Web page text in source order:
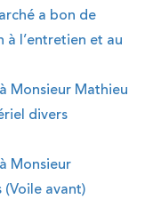
a bon de
l’entretien et au
Monsieur Mathieu
divers
Monsieur
(Voile avant)